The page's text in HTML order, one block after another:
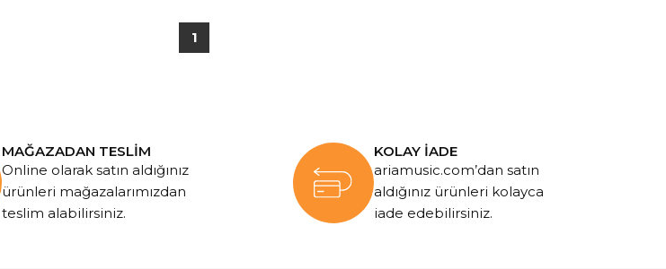
1
MAĞAZADAN TESLİM
Online olarak satın aldığınız
ürünleri mağazalarımızdan
teslim alabilirsiniz.
KOLAY İADE
ariamusic.com’dan satın
aldığınız ürünleri kolayca
iade edebilirsiniz.